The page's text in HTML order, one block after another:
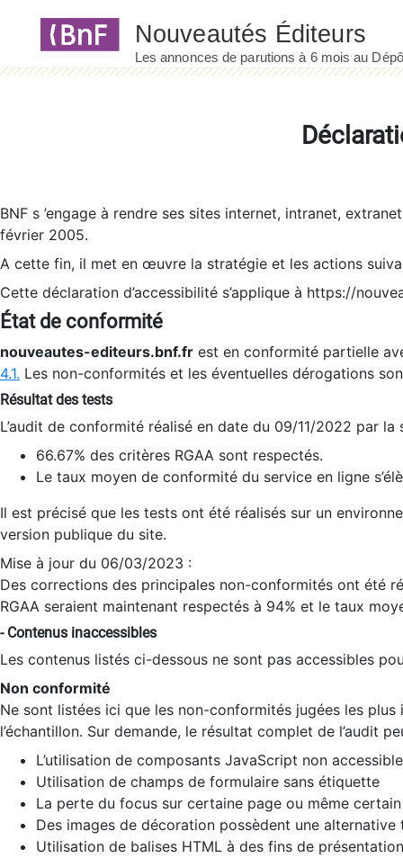
BNF s ’engage à rendre ses sites internet, intranet,
février 2005.
A cette fin, il met en œuvre la stratégie et les actions
Cette déclaration d’accessibilité s’applique à https://
État de conformité
nouveautes-editeurs.bnf.fr est en conformité partielle
4.1. Les non-conformités et les éventuelles dérogations
Résultat des tests
L’audit de conformité réalisé en date du 09/11/2022 par
66.67% des critères RGAA sont respectés.
Le taux moyen de conformité du service en ligne
Il est précisé que les tests ont été réalisés sur un
version publique du site.
Mise à jour du 06/03/2023 :
Des corrections des principales non-conformités ont été
RGAA seraient maintenant respectés à 94% et le taux
- Contenus inaccessibles
Les contenus listés ci-dessous ne sont pas accessibles
Non conformité
Ne sont listées ici que les non-conformités jugées les
l’échantillon. Sur demande, le résultat complet de l’audit
L’utilisation de composants JavaScript non
Utilisation de champs de formulaire sans étiquette
La perte du focus sur certaine page ou même
Des images de décoration possèdent une alternative
Utilisation de balises HTML à des fins de